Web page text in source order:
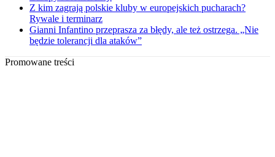
Z kim zagrają polskie kluby w europejskich pucharach?
Rywale i terminarz
Gianni Infantino przeprasza za błędy, ale też ostrzega. „Nie
będzie tolerancji dla ataków”
Promowane treści